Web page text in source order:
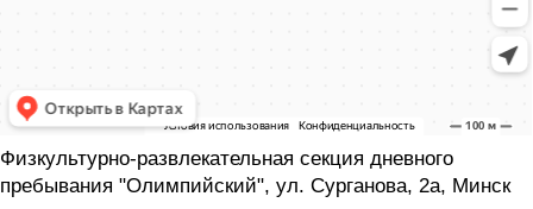
Физкультурно-развлекательная секция дневного
пребывания "Олимпийский", ул. Сурганова, 2а, Минск